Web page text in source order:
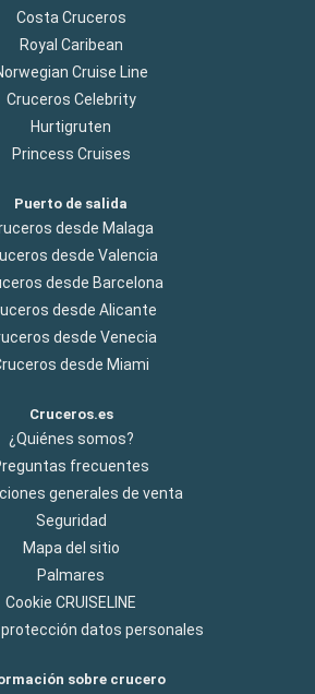
Costa Cruceros
Royal Caribean
Cruise Line
Cruceros Celebrity
Hurtigruten
Princess Cruises
Puerto de salida
desde Malaga
desde Valencia
desde Barcelona
desde Alicante
desde Venecia
desde Miami
Cruceros.es
¿Quiénes somos?
frecuentes
generales de venta
Seguridad
Mapa del sitio
Palmares
Cookie CRUISELINE
datos personales
sobre crucero